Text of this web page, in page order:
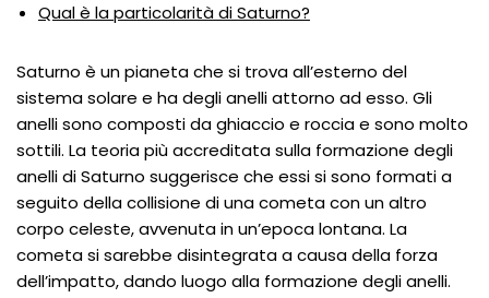
Qual è la particolarità di Saturno?
Saturno è un pianeta che si trova all’esterno del
sistema solare e ha degli anelli attorno ad esso. Gli
anelli sono composti da ghiaccio e roccia e sono molto
sottili. La teoria più accreditata sulla formazione degli
anelli di Saturno suggerisce che essi si sono formati a
seguito della collisione di una cometa con un altro
corpo celeste, avvenuta in un’epoca lontana. La
cometa si sarebbe disintegrata a causa della forza
dell’impatto, dando luogo alla formazione degli anelli.